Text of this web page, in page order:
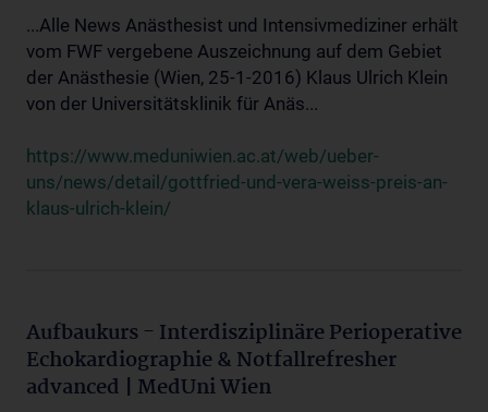
...Alle News Anästhesist und Intensivmediziner erhält
vom FWF vergebene Auszeichnung auf dem Gebiet
der Anästhesie (Wien, 25-1-2016) Klaus Ulrich Klein
von der Universitätsklinik für Anäs...
https://www.meduniwien.ac.at/web/ueber-
uns/news/detail/gottfried-und-vera-weiss-preis-an-
klaus-ulrich-klein/
Aufbaukurs - Interdisziplinäre Perioperative
Echokardiographie & Notfallrefresher
advanced | MedUni Wien